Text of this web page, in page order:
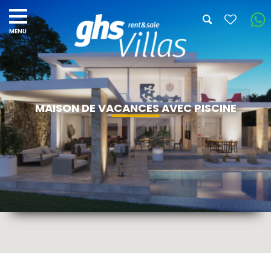
MAISON DE VACANCES AVEC PISCINE